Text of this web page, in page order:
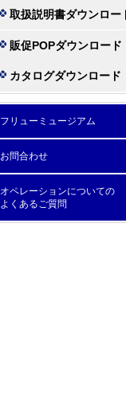
取扱説明書ダウンロー
販促POPダウンロード
カタログダウンロード
フリューミュージアム
お問合わせ
オペレーションについての
よくあるご質問